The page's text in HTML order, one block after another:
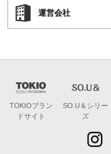
運営会社
TOKIOブラン
ドサイト
SO.U＆シリー
ズ